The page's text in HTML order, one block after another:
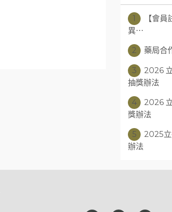
1
【​​​​​​​會員
異⋯
2 藥局合
3
2026
抽獎辦法
4
2026
獎辦法
5
2025立
辦法